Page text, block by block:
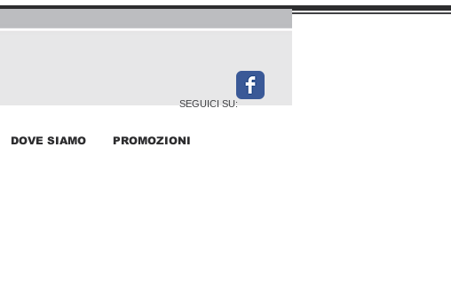
SEGUICI SU:
DOVE SIAMO PROMOZIONI